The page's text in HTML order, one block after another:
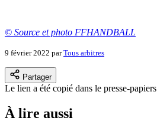
© Source et photo FFHANDBALL
9 février 2022 parTous arbitres
Partager
Le lien a été copié dans le presse-papiers
À lire aussi